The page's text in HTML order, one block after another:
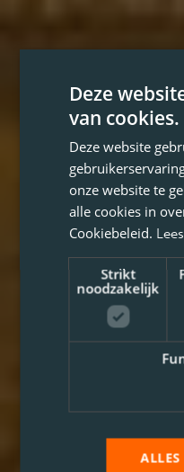
Deze
van cookies.
Deze website
onze website te
alle cookies in
Cookiebeleid.
Strikt
noodzakelijk
ALLES